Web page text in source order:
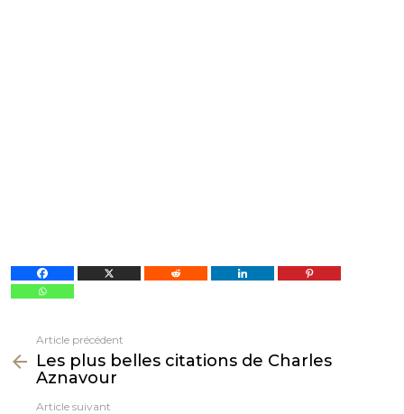
plus
Article précédent
Les plus belles citations de Charles
Aznavour
Article suivant